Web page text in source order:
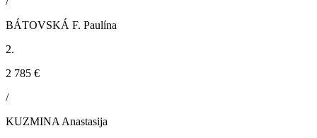
BÁTOVSKÁ F. Paulína
2.
2 785 €
/
KUZMINA Anastasija